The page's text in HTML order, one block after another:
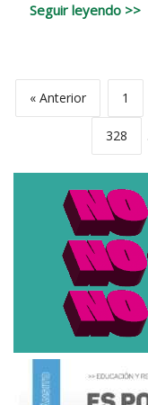
Seguir leyendo >>
« Anterior 1
328